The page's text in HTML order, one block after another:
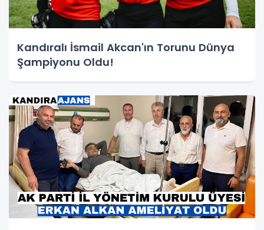
Kandıralı İsmail Akcan'ın Torunu Dünya
Şampiyonu Oldu!